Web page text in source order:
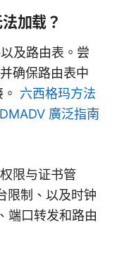
加载？
及路由表。尝
确保路由表中
六西格玛方法
廣泛指南
限与证书管
限制、以及时钟
端口转发和路由